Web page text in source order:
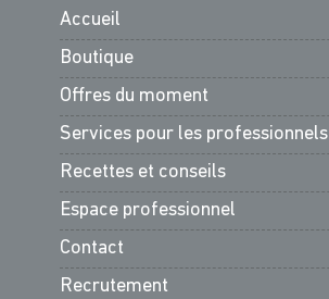
Accueil
Boutique
Offres du moment
Services pour les professionnels
Recettes et conseils
Espace professionnel
Contact
Recrutement